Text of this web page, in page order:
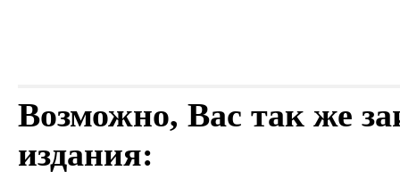
Возможно, Вас так же
издания: